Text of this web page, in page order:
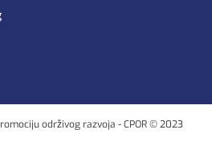
održivog razvoja - CPOR © 2023